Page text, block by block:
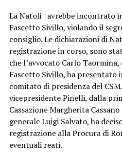
La Natoli avrebbe incontrato
Fascetto Sivillo, violando il
consiglio. Le dichiarazioni di
registrazione in corso, sono
che l’avvocato Carlo
Fascetto Sivillo, ha presentato
comitato di presidenza del
vicepresidente Pinelli, dalla
Cassazione Margherita
generale Luigi Salvato, ha
registrazione alla Procura di
eventuali reati.